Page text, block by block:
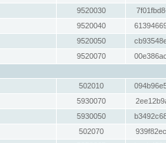
9520030
9520040
9520050
9520070
502010
5930070
5930050
502070